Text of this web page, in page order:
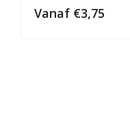
Vanaf €3,75